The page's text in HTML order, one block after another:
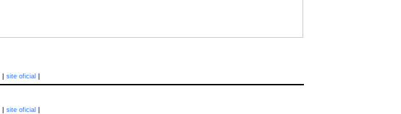
| site oficial|
| site oficial|